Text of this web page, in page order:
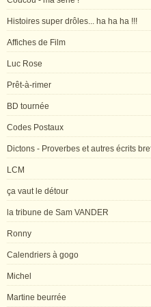
Histoires super drôles... ha ha ha !!!
Affiches de Film
Luc Rose
Prêt-à-rimer
BD tournée
Codes Postaux
Dictons - Proverbes et autres écrits
LCM
ça vaut le détour
la tribune de Sam VANDER
Ronny
Calendriers à gogo
Michel
Martine beurrée